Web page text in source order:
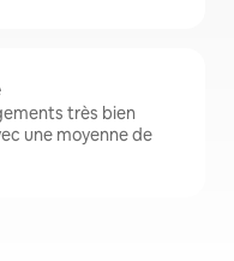
très bien
une moyenne de